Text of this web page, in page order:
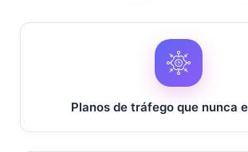
Planos de tráfego que nunca